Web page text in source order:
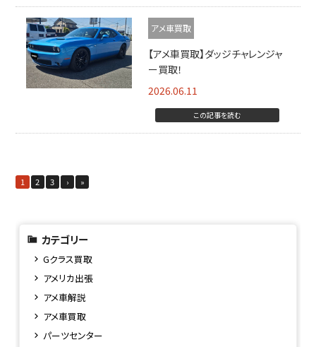
アメ車買取
【アメ車買取】ダッジチャレンジャ
ー買取！
2026.06.11
この記事を読む
1 2 3 › »
カテゴリー
Gクラス買取
アメリカ出張
アメ車解説
アメ車買取
パーツセンター